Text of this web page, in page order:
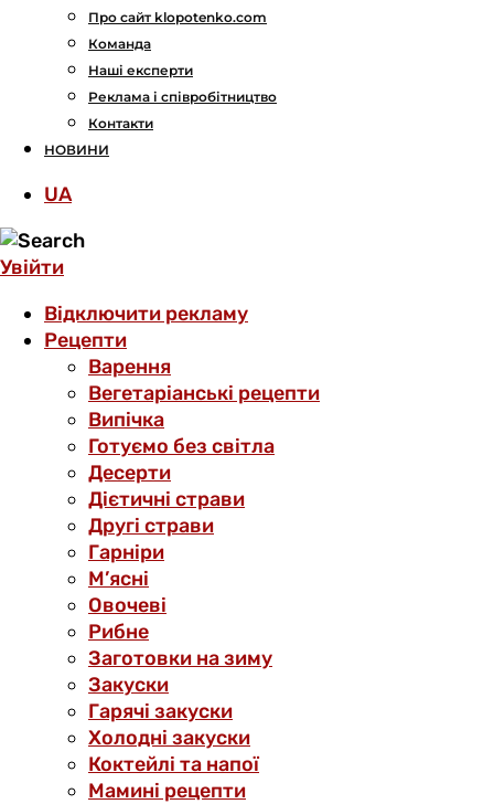
Про сайт klopotenko.com
Команда
Наші експерти
Реклама і співробітництво
Контакти
НОВИНИ
UA
Увійти
Відключити рекламу
Рецепти
Варення
Вегетаріанські рецепти
Випічка
Готуємо без світла
Десерти
Дієтичні страви
Другі страви
Гарніри
М’ясні
Овочеві
Рибне
Заготовки на зиму
Закуски
Гарячі закуски
Холодні закуски
Коктейлі та напої
Мамині рецепти